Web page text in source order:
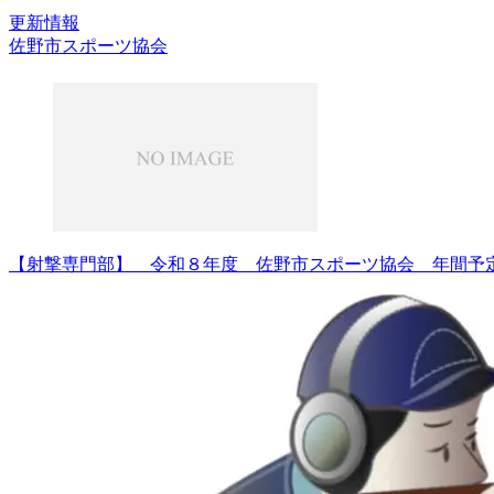
更新情報
佐野市スポーツ協会
【射撃専門部】 令和８年度 佐野市スポーツ協会 年間予